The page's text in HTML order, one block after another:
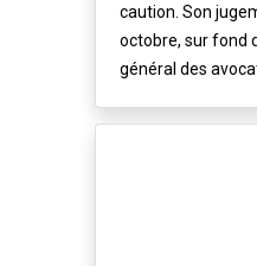
caution. Son
octobre, sur fond
général des